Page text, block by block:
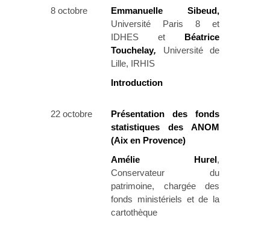
8 octobre
Emmanuelle Sibeud,
Université Paris 8 et
IDHES et Béatrice
Touchelay, Université de
Lille, IRHIS
Introduction
22 octobre
Présentation des fonds
statistiques des ANOM
(Aix en Provence)
Amélie Hurel,
Conservateur du
patrimoine, chargée des
fonds ministériels et de la
cartothèque